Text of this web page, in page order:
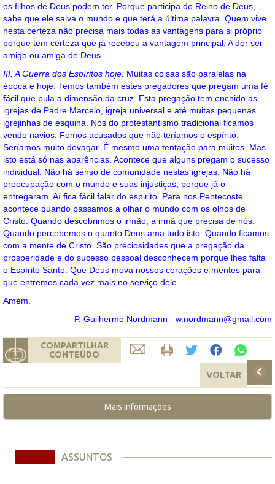
os filhos de Deus podem ter. Porque participa do Reino de Deus,
sabe que ele salva o mundo e que terá a última palavra. Quem vive
nesta certeza não precisa mais todas as vantagens para si próprio
porque tem certeza que já recebeu a vantagem principal: A der ser
amigo ou amiga de Deus.
III. A Guerra dos Espíritos hoje: Muitas coisas são paralelas na
época e hoje. Temos também estes pregadores que pregam uma fé
fácil que pula a dimensão da cruz. Esta pregação tem enchido as
igrejas de Padre Marcelo, igreja universal e até muitas pequenas
igrejinhas de esquina. Nós do protestantismo tradicional ficamos
vendo navios. Fomos acusados que não teríamos o espírito.
Seríamos muito devagar. É mesmo uma tentação para muitos. Mas
isto está só nas aparências. Acontece que alguns pregam o sucesso
individual. Não há senso de comunidade nestas igrejas. Não há
preocupação com o mundo e suas injustiças, porque já o
entregaram. Aí fica fácil falar do espirito. Para nos Pentecoste
acontece quando passamos a olhar o mundo com os olhos de
Cristo. Quando descobrimos o irmão, a irmã que precisa de nós.
Quando percebemos o quanto Deus ama tudo isto. Quando ficamos
com a mente de Cristo. São preciosidades que a pregação da
prosperidade e do sucesso pessoal desconhecem porque lhes falta
o Espírito Santo. Que Deus mova nossos corações e mentes para
que entremos cada vez mais no serviço dele.
Amém.
P. Guilherme Nordmann - w.nordmann@gmail.com
COMPARTILHAR
CONTEÚDO
VOLTAR
Mais Informações
ASSUNTOS